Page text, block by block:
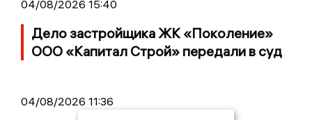
04/08/2026 15:40
Дело застройщика ЖК «Поколение»
ООО «Капитал Строй» передали в суд
04/08/2026 11:36